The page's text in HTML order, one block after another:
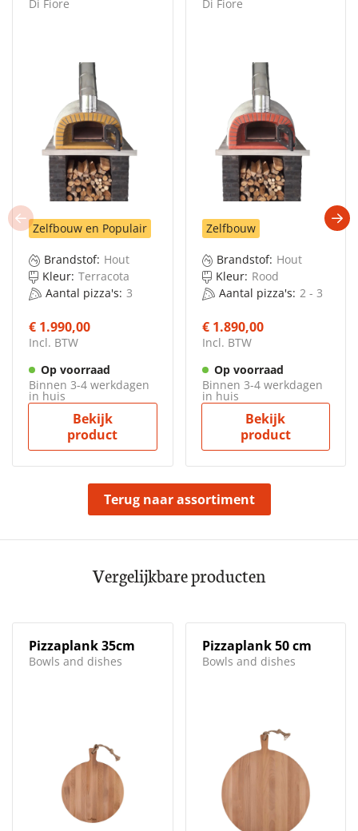
Di Fiore
Zelfbouw en Populair
Brandstof: Hout
Kleur: Terracota
Aantal pizza's: 3
€ 1.990,00
Incl. BTW
Op voorraad
Binnen 3-4 werkdagen
in huis
Bekijk
product
Di Fiore
Zelfbouw
Brandstof: Hout
Kleur: Rood
Aantal pizza's: 2 - 3
€ 1.890,00
Incl. BTW
Op voorraad
Binnen 3-4 werkdagen
in huis
Bekijk
product
Terug naar assortiment
Vergelijkbare producten
Pizzaplank 35cm
Bowls and dishes
Pizzaplank 50 cm
Bowls and dishes